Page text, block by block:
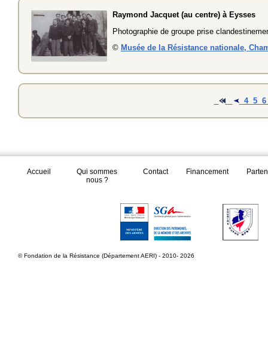
Raymond Jacquet (au centre) à Eysses
Photographie de groupe prise
© Musée de la Résistance nationale,
4 5 6
Accueil
Qui sommes
nous ?
Contact Financement
© Fondation de la Résistance (Département AERI) - 2010- 2026